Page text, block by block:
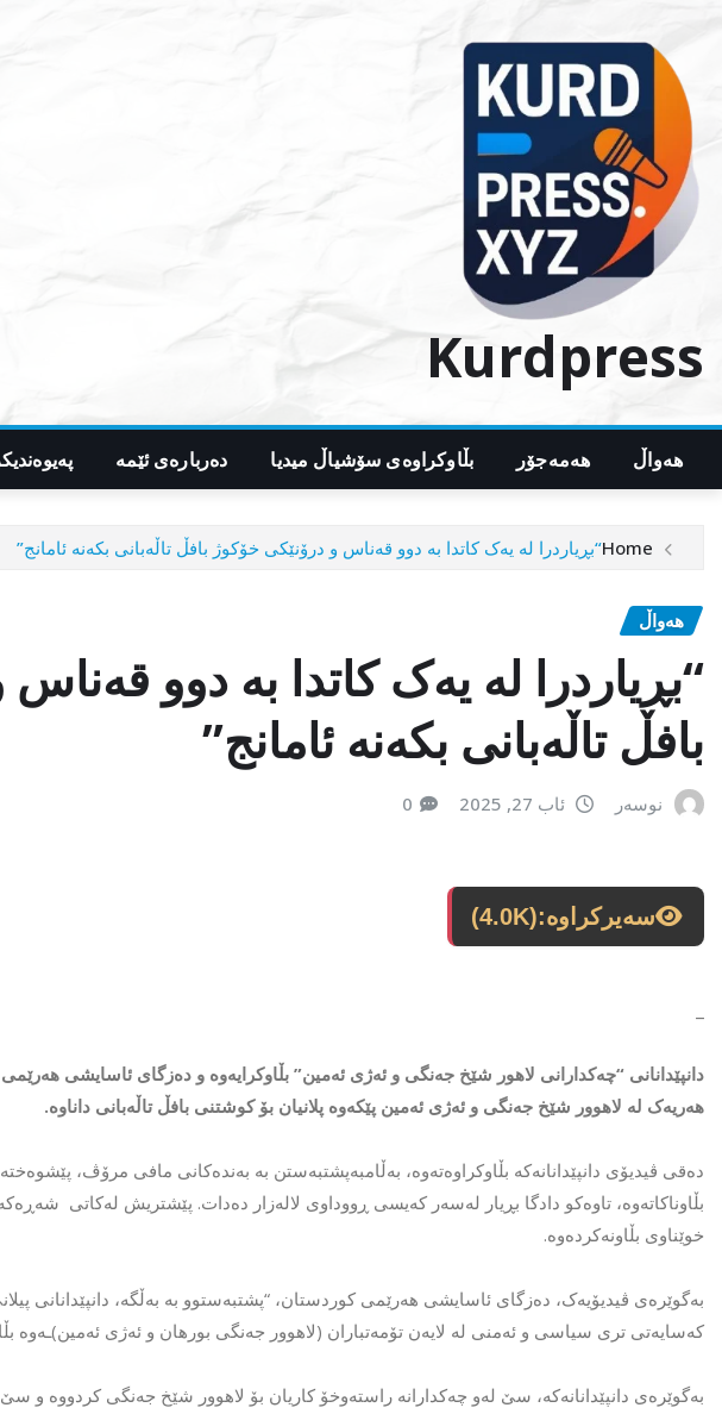
content
Kurdpress
هەواڵ هەمەجۆر بڵاوکراوەی سۆشیاڵ میدیا دەربارەی ئێمە
Home“بڕیاردرا لە یەک کاتدا بە دوو قەناس و درۆنێکی خۆکوژ بافڵ تاڵەبانی بکەنە ئامانج”
هەواڵ
“بڕیاردرا لە یەک کاتدا بە دوو
بافڵ تاڵەبانی بکەنە ئامانج”
نوسەر ئاب 27, 2025 0
سەیرکراوە:(4.0K)
دانپێدانانی “چەکدارانی لاهور شێخ جەنگی و ئەژی ئەمین” بڵاوکرایەوە و دەزگای ئاسایشی هەرێمی
هەریەک لە لاهوور شێخ جەنگی و ئەژی ئەمین پێکەوە پلانیان بۆ کوشتنی بافڵ تاڵەبانی داناوە.
دەقی ڤیدیۆی دانپێدانانەکە بڵاوکراوەتەوە، بەڵامبەپشتبەستن بە بەندەکانی مافی مرۆڤ،
بڵاوناکاتەوە، تاوەکو دادگا بڕیار لەسەر کەیسی ڕووداوی لالەزار دەدات. پێشتریش لەکاتی
خوێناوی بڵاونەکردەوە.
بەگوێرەی ڤیدیۆیەک، دەزگای ئاسایشی هەرێمی کوردستان، “پشتبەستوو بە بەڵگە، دانپێدانانی
کەسایەتی تری سیاسی و ئەمنی لە لایەن تۆمەتباران (لاهوور جەنگی بورهان و ئەژی ئەمین)ـەوە
بەگوێرەی دانپێدانانەکە، سێ لەو چەکدارانە راستەوخۆ کاریان بۆ لاهوور شێخ جەنگی کردووە و سێ